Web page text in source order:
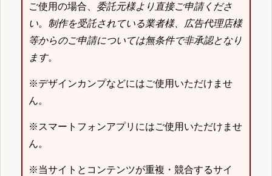
ご使用の場合、 委託元様より直接ご申請くださ
い。 制作を受託されている業者様、広告代理店様
等からのご申請については無条件で非承認となり
ます。
※デザインカンプなどにはご使用いただけませ
ん。
※スマートフォンアプリにはご使用いただけませ
ん。
※当サイトとコンテンツが重複・競合するサイ